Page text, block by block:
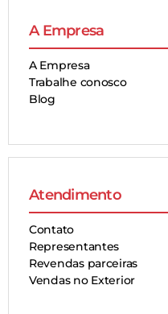
A Empresa
A Empresa
Trabalhe conosco
Blog
Atendimento
Contato
Representantes
Revendas parceiras
Vendas no Exterior